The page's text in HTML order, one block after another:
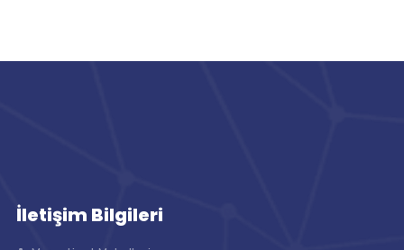
İletişim Bilgileri